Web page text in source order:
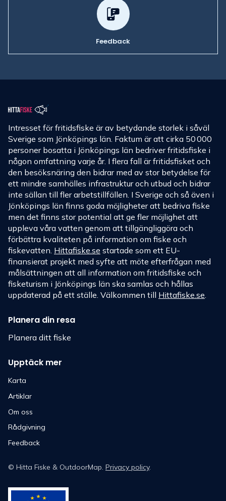
Feedback
Intresset för fritidsfiske är av betydande storlek i såväl
Sverige som Jönköpings län. Faktum är att cirka 50 000
personer bosatta i Jönköpings län bedriver fritidsfiske i
någon omfattning varje år. I flera fall är fritidsfisket och
den besöksnäring den bidrar med av stor betydelse för
ett mindre samhälles infrastruktur och utbud och bidrar
inte sällan till fler arbetstillfällen. I Sverige och så även i
Jönköpings län finns goda möjligheter att bedriva fiske
men det finns stor potential att ge fler möjlighet att
uppleva våra vatten genom att tillgängliggöra och
förbättra kvaliteten på information om fiske och
fiskevatten. Hittafiske.se startade som ett EU-
finansierat projekt med syfte att möte efterfrågan med
målsättningen att all information om fritidsfiske och
fisketurism i Jönköpings län ska samlas och hållas
uppdaterad på ett ställe. Välkommen till Hittafiske.se.
Planera din resa
Planera ditt fiske
Upptäck mer
Karta
Artiklar
Om oss
Rådgivning
Feedback
© Hitta Fiske & OutdoorMap. Privacy policy.